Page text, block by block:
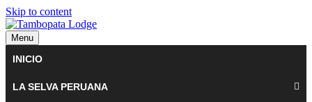
Skip to content
Menu
INICIO
LA SELVA PERUANA